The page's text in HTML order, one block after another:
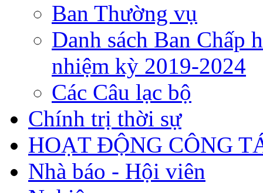
Ban Thường vụ
Danh sách Ban Chấp
nhiệm kỳ 2019-2024
Các Câu lạc bộ
Chính trị thời sự
HOẠT ĐỘNG CÔNG
Nhà báo - Hội viên